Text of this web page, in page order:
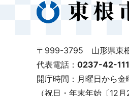
〒999-3795 山形県東
代表電話： 0237-42-
開庁時間：月曜日から
（祝日・年末年始〔12